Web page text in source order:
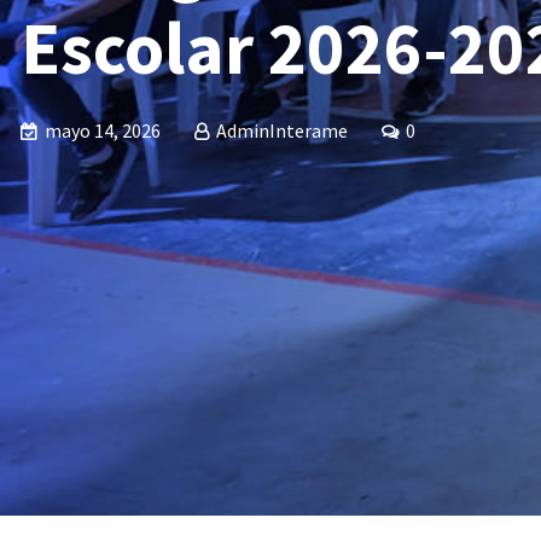
Escolar 2026-
mayo 14, 2026 AdminInterame 0